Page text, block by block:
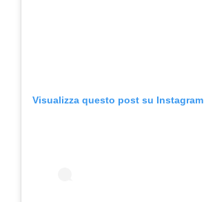
Visualizza questo post su Instagram